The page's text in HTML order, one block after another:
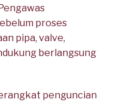
proses
pipa, valve,
berlangsung
penguncian